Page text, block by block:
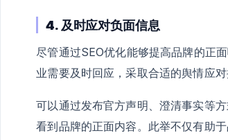
4. 及时应对负面信息
尽管通过SEO优化能够提高品牌的正
业需要及时回应，采取合适的舆情应
可以通过发布官方声明、澄清事实等
看到品牌的正面内容。此举不仅有助